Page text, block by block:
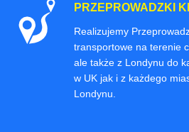
PRZEPROWADZKI
Realizujemy
transportowe na terenie
ale także z Londynu do
w UK jak i z każdego
Londynu.